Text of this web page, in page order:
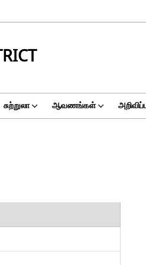
சுற்றுலா ஆவணங்கள்